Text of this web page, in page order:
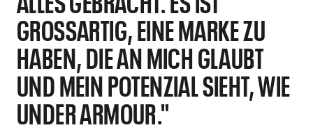
GROSSARTIG, EINE MARKE ZU H
ABEN, DIE AN MICH GLAUBT U
ND MEIN POTENZIAL SIEHT, WIE U
NDER ARMOUR."